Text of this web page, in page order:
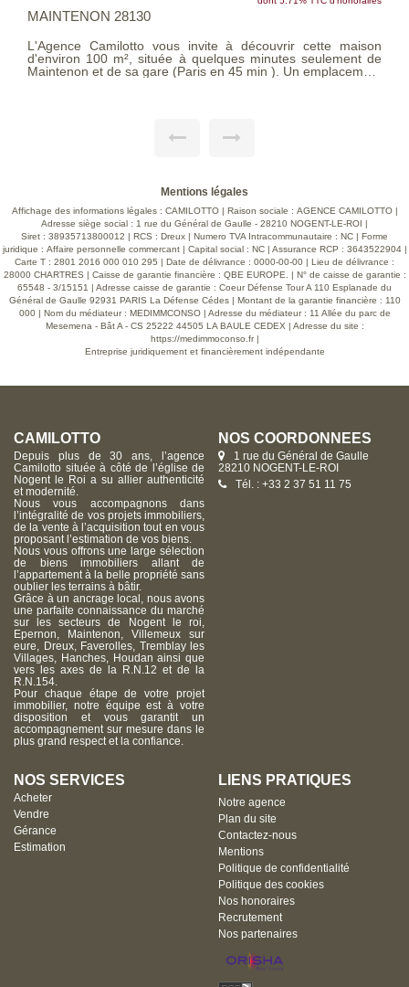
MAINTENON 28130
L'Agence Camilotto vous invite à découvrir cette maison
d'environ 100 m², située à quelques minutes seulement de
Maintenon et de sa gare (Paris en 45 min ). Un emplacement
stationnement, atelier et zone de stockage, idéal pour
organiser et optimiser votre quotidien. À l'extérieur, un terrain
clos de 1 376 m2 vous permettra de profiter d'un bel espace
de verdure pour vos loisirs, vos projets ou simplement vos
moments de détente. Les prestations actuelles (double
vitrage, volets roulants solaires) assurent un bien entretenu
où il est facile de se projeter. Contactez-nous pour plus
d'informations !
Mentions légales
Affichage des informations légales : CAMILOTTO | Raison sociale : AGENCE CAMILOTTO |
Adresse siège social : 1 rue du Général de Gaulle - 28210 NOGENT-LE-ROI |
Siret : 38935713800012 | RCS : Dreux | Numero TVA Intracommunautaire : NC | Forme
juridique : Affaire personnelle commercant | Capital social : NC | Assurance RCP : 3643522904 |
Carte T : 2801 2016 000 010 295 | Date de délivrance : 0000-00-00 | Lieu de délivrance :
28000 CHARTRES | Caisse de garantie financière : QBE EUROPE. | N° de caisse de garantie :
65548 - 3/15151 | Adresse caisse de garantie : Coeur Défense Tour A 110 Esplanade du
Général de Gaulle 92931 PARIS La Défense Cédes | Montant de la garantie financière : 110
000 | Nom du médiateur : MEDIMMCONSO | Adresse du médiateur : 11 Allée du parc de
Mesemena - Bât A - CS 25222 44505 LA BAULE CEDEX | Adresse du site :
https://medimmoconso.fr|
Entreprise juridiquement et financièrement indépendante
CAMILOTTO
Depuis plus de 30 ans, l’agence
Camilotto située à côté de l’église de
Nogent le Roi a su allier authenticité
et modernité.
Nous vous accompagnons dans
l’intégralité de vos projets immobiliers,
de la vente à l’acquisition tout en vous
proposant l’estimation de vos biens.
Nous vous offrons une large sélection
de biens immobiliers allant de
l’appartement à la belle propriété sans
oublier les terrains à bâtir.
Grâce à un ancrage local, nous avons
une parfaite connaissance du marché
sur les secteurs de Nogent le roi,
Epernon, Maintenon, Villemeux sur
eure, Dreux, Faverolles, Tremblay les
Villages, Hanches, Houdan ainsi que
vers les axes de la R.N.12 et de la
R.N.154.
Pour chaque étape de votre projet
immobilier, notre équipe est à votre
disposition et vous garantit un
accompagnement sur mesure dans le
plus grand respect et la confiance.
NOS COORDONNÉES
1 rue du Général de Gaulle
28210 NOGENT-LE-ROI
Tél. : +33 2 37 51 11 75
NOS SERVICES
Acheter
Vendre
Gérance
Estimation
LIENS PRATIQUES
Notre agence
Plan du site
Contactez-nous
Mentions
Politique de confidentialité
Politique des cookies
Nos honoraires
Recrutement
Nos partenaires